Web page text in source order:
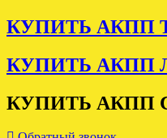
КУПИТЬ АКПП
КУПИТЬ АКПП
КУПИТЬ АКПП